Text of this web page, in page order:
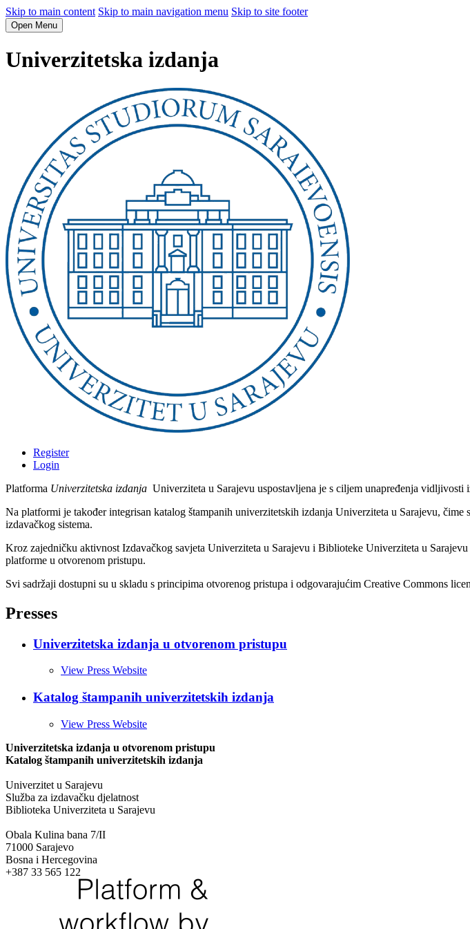
Skip to main content Skip to main navigation menu Skip to site footer
Open Menu
Univerzitetska izdanja
Register
Login
Platforma Univerzitetska izdanja Univerziteta u Sarajevu uspostavljena je s ciljem unapređenja
Na platformi je također integrisan katalog štampanih univerzitetskih izdanja Univerziteta u Sarajevu,
izdavačkog sistema.
Kroz zajedničku aktivnost Izdavačkog savjeta Univerziteta u Sarajevu i Biblioteke Univerziteta u
platforme u otvorenom pristupu.
Svi sadržaji dostupni su u skladu s principima otvorenog pristupa i odgovarajućim Creative Commons
Presses
Univerzitetska izdanja u otvorenom pristupu
View Press Website
Katalog štampanih univerzitetskih izdanja
View Press Website
Univerzitetska izdanja u otvorenom pristupu
Katalog štampanih univerzitetskih izdanja
Univerzitet u Sarajevu
Služba za izdavačku djelatnost
Biblioteka Univerziteta u Sarajevu
Obala Kulina bana 7/II
71000 Sarajevo
Bosna i Hercegovina
+387 33 565 122